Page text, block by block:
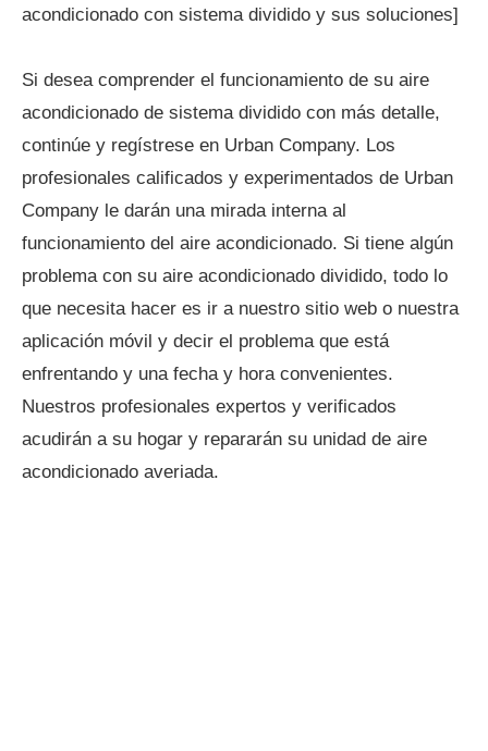
acondicionado con sistema dividido y sus soluciones]
Si desea comprender el funcionamiento de su aire
acondicionado de sistema dividido con más detalle,
continúe y regístrese en Urban Company. Los
profesionales calificados y experimentados de Urban
Company le darán una mirada interna al
funcionamiento del aire acondicionado. Si tiene algún
problema con su aire acondicionado dividido, todo lo
que necesita hacer es ir a nuestro sitio web o nuestra
aplicación móvil y decir el problema que está
enfrentando y una fecha y hora convenientes.
Nuestros profesionales expertos y verificados
acudirán a su hogar y repararán su unidad de aire
acondicionado averiada.